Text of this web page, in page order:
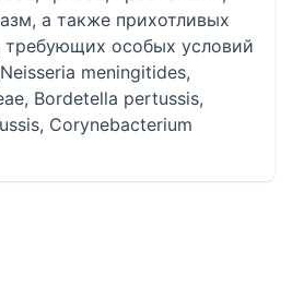
а также прихотливых
требующих особых условий
meningitides,
Bordetella pertussis,
Corynebacterium